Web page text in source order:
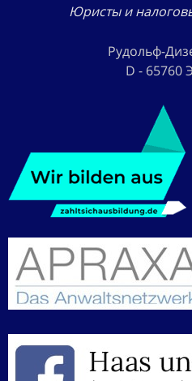
Юристы и
Рудольф-
D - 65760